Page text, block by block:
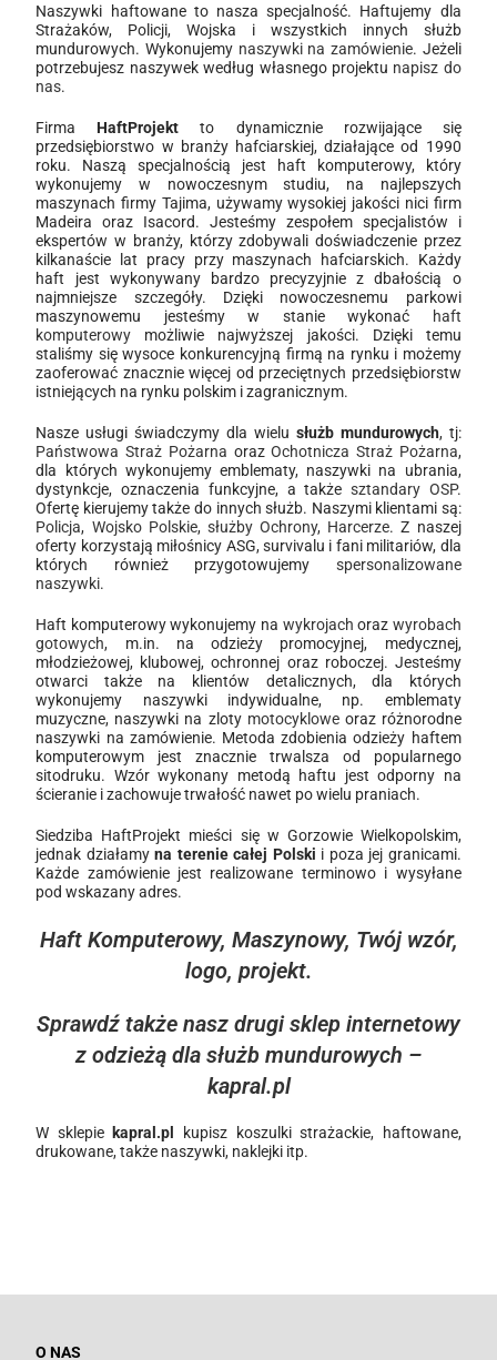
Naszywki haftowane to nasza specjalność. Haftujemy dla
Strażaków, Policji, Wojska i wszystkich innych służb
mundurowych. Wykonujemy naszywki na zamówienie. Jeżeli
potrzebujesz naszywek według własnego projektu napisz do
nas.
FirmaHaftProjekt to dynamicznie rozwijające się
przedsiębiorstwo w branży hafciarskiej, działające od 1990
roku. Naszą specjalnością jest haft komputerowy, który
wykonujemy w nowoczesnym studiu, na najlepszych
maszynach firmy Tajima, używamy wysokiej jakości nici firm
Madeira oraz Isacord. Jesteśmy zespołem specjalistów i
ekspertów w branży, którzy zdobywali doświadczenie przez
kilkanaście lat pracy przy maszynach hafciarskich. Każdy
haft jest wykonywany bardzo precyzyjnie z dbałością o
najmniejsze szczegóły. Dzięki nowoczesnemu parkowi
maszynowemu jesteśmy w stanie wykonać haft
komputerowy możliwie najwyższej jakości. Dzięki temu
staliśmy się wysoce konkurencyjną firmą na rynku i możemy
zaoferować znacznie więcej od przeciętnych przedsiębiorstw
istniejących na rynku polskim i zagranicznym.
Nasze usługi świadczymy dla wielu służb mundurowych, tj:
Państwowa Straż Pożarna orazOchotnicza Straż Pożarna,
dla których wykonujemy emblematy, naszywki na ubrania,
dystynkcje, oznaczenia funkcyjne, a także sztandary OSP.
Ofertę kierujemy także do innych służb. Naszymi klientami są:
Policja, Wojsko Polskie, służby Ochrony, Harcerze. Z naszej
oferty korzystają miłośnicy ASG, survivalu i fani militariów, dla
których również przygotowujemy spersonalizowane
naszywki.
Haft komputerowy wykonujemy na wykrojach oraz wyrobach
gotowych, m.in. na odzieży promocyjnej, medycznej,
młodzieżowej, klubowej, ochronnej oraz roboczej. Jesteśmy
otwarci także na klientów detalicznych, dla których
wykonujemy naszywki indywidualne, np. emblematy
muzyczne, naszywki na zloty motocykloweoraz różnorodne
naszywki na zamówienie. Metoda zdobienia odzieży haftem
komputerowym jest znacznie trwalsza od popularnego
sitodruku. Wzór wykonany metodą haftu jest odporny na
ścieranie i zachowuje trwałość nawet po wielu praniach.
Siedziba HaftProjekt mieści się w Gorzowie Wielkopolskim,
jednak działamyna terenie całej Polski i poza jej granicami.
Każde zamówienie jest realizowane terminowo i wysyłane
pod wskazany adres.
Haft Komputerowy, Maszynowy, Twój wzór,
logo, projekt.
Sprawdź także nasz drugi sklep internetowy
z odzieżą dla służb mundurowych –
kapral.pl
W sklepiekapral.pl kupisz koszulki strażackie, haftowane,
drukowane, także naszywki, naklejki itp.
O NAS